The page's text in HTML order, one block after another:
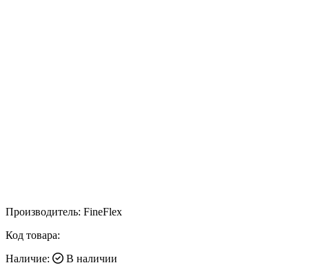
Производитель: FineFlex
Код товара:
Наличие:
В наличии